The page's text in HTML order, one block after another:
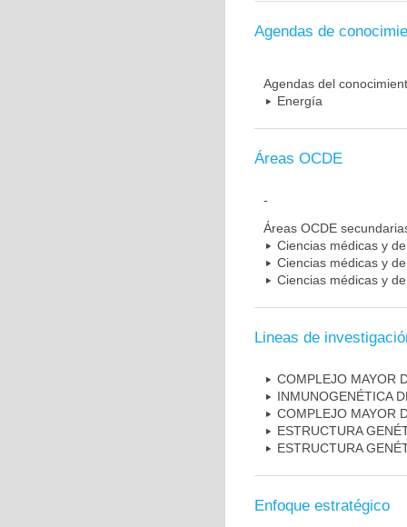
Agendas de
Agendas del
Energía
Áreas OCDE
-
Áreas OCDE
Ciencias médicas y
Ciencias médicas y
Ciencias médicas y
Lineas de
COMPLEJO MAYOR
INMUNOGENÉTICA
COMPLEJO MAYOR
ESTRUCTURA
ESTRUCTURA
Enfoque estratégico